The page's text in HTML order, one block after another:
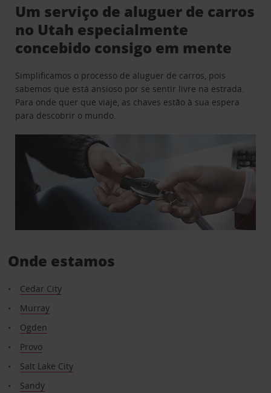
Um serviço de aluguer de carros
no Utah especialmente
concebido consigo em mente
Simplificamos o processo de aluguer de carros, pois
sabemos que está ansioso por se sentir livre na estrada.
Para onde quer que viaje, as chaves estão à sua espera
para descobrir o mundo.
Onde estamos
Cedar City
Murray
Ogden
Provo
Salt Lake City
Sandy